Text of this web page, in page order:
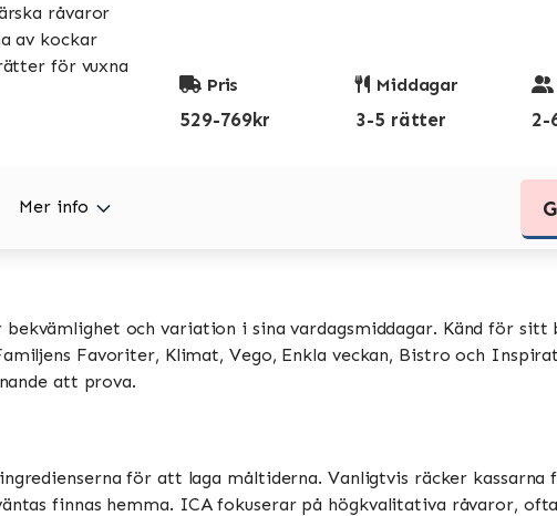
råvaror
av kockar
för vuxna
Pris
529-769kr
Middagar
3-5 rätter 2-
Mer info
och variation i sina vardagsmiddagar. Känd för sitt
Favoriter, Klimat, Vego, Enkla veckan, Bistro och
att prova​​.
för att laga måltiderna. Vanligtvis räcker kassarna
finnas hemma​​. ICA fokuserar på högkvalitativa råvaror,